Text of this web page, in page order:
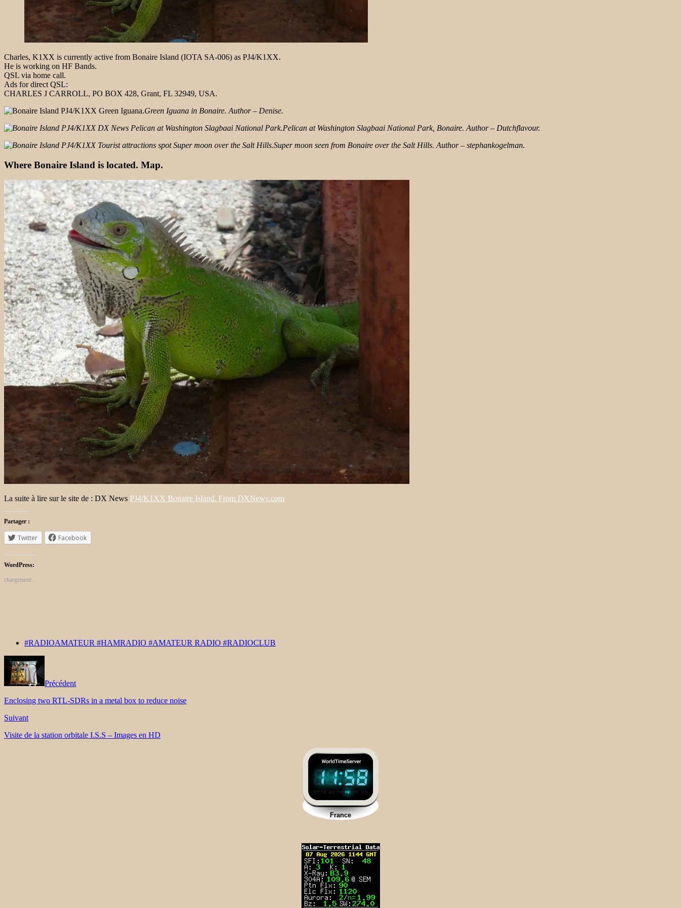
Charles, K1XX is currently active from Bonaire Island (IOTA SA-006) as PJ4/K1XX.
He is working on HF Bands.
QSL via home call.
Ads for direct QSL:
CHARLES J CARROLL, PO BOX 428, Grant, FL 32949, USA.
Green Iguana in Bonaire. Author – Denise.
Pelican at Washington Slagbaai National Park, Bonaire. Author – Dutchflavour.
Super moon seen from Bonaire over the Salt Hills. Author – stephankogelman.
Where Bonaire Island is located. Map.
La suite à lire sur le site de : DX News PJ4/K1XX Bonaire Island. From DXNews.com
Partager :
Twitter Facebook
WordPress:
chargement…
#RADIOAMATEUR #HAMRADIO #AMATEUR RADIO #RADIOCLUB
Précédent
Enclosing two RTL-SDRs in a metal box to reduce noise
Suivant
Visite de la station orbitale I.S.S – Images en HD